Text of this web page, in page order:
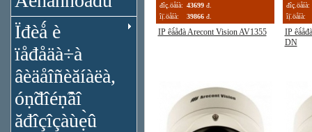
Ïđèǻ è
ïåđåäà÷à
âèäåîñèăíàëà,
óṇ̃đîéṇ̃âî
ăđîçîçàùẹ̀û
đîç.öåíà: 43699 đ.
îị̈.öåíà:
39866 đ.
IP êà́åđà Arecont Vision AV1355
đîç.öåíà:
îị̈.öåíà:
IP
DN